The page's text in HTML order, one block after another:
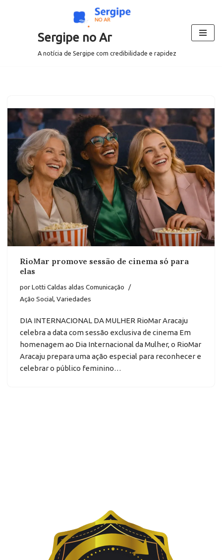
Sergipe no Ar
A notícia de Sergipe com credibilidade e rapidez
RioMar promove sessão de cinema só para
elas
porLotti Caldas aldas Comunicação
Ação Social, Variedades
DIA INTERNACIONAL DA MULHER RioMar Aracaju
celebra a data com sessão exclusiva de cinema Em
homenagem ao Dia Internacional da Mulher, o RioMar
Aracaju prepara uma ação especial para reconhecer e
celebrar o público feminino…